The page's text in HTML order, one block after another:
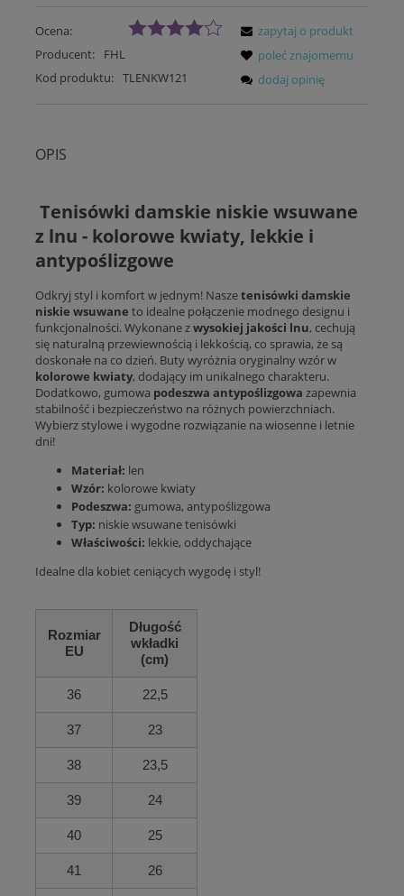
Ocena:
Producent:
FHL
Kod produktu: TLENKW121
zapytaj o produkt
poleć znajomemu
dodaj opinię
OPIS
Tenisówki damskie niskie wsuwane
z lnu - kolorowe kwiaty, lekkie i
antypoślizgowe
Odkryj styl i komfort w jednym! Naszetenisówki damskie
niskie wsuwane to idealne połączenie modnego designu i
funkcjonalności. Wykonane zwysokiej jakości lnu, cechują
się naturalną przewiewnością i lekkością, co sprawia, że są
doskonałe na co dzień. Buty wyróżnia oryginalny wzór w
kolorowe kwiaty, dodający im unikalnego charakteru.
Dodatkowo, gumowa podeszwa antypoślizgowa zapewnia
stabilność i bezpieczeństwo na różnych powierzchniach.
Wybierz stylowe i wygodne rozwiązanie na wiosenne i letnie
dni!
Materiał: len
Wzór: kolorowe kwiaty
Podeszwa: gumowa, antypoślizgowa
Typ: niskie wsuwane tenisówki
Właściwości: lekkie, oddychające
Idealne dla kobiet ceniących wygodę i styl!
Rozmiar
EU
Długość
wkładki
(cm)
36 22,5
37 23
38 23,5
39 24
40 25
41 26